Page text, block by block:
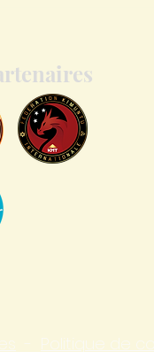
Politique de